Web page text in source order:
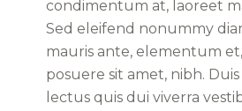
condimentum at, laoreet
Sed eleifend nonummy
mauris ante, elementum
posuere sit amet, nibh.
lectus quis dui viverra